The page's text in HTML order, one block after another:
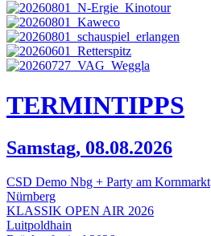
TERMINTIPPS
Samstag, 08.08.2026
CSD Demo Nbg + Party am Kornmarkt
Nürnberg
KLASSIK OPEN AIR 2026
Luitpoldhain